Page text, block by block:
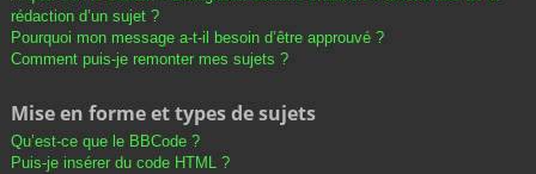
rédaction d’un sujet ?
Pourquoi mon message a-t-il besoin d’être approuvé ?
Comment puis-je remonter mes sujets ?
Mise en forme et types de sujets
Qu’est-ce que le BBCode ?
Puis-je insérer du code HTML ?